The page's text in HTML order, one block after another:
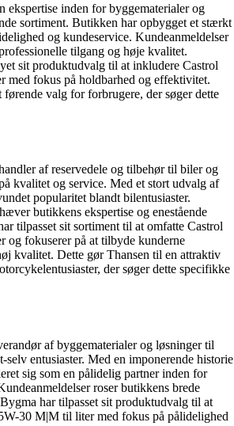
ekspertise inden for byggematerialer og
sortiment. Butikken har opbygget et stærkt
og kundeservice. Kundeanmeldelser
tilgang og høje kvalitet.
sit produktudvalg til at inkludere Castrol
med fokus på holdbarhed og effektivitet.
valg for forbrugere, der søger dette
af reservedele og tilbehør til biler og
kvalitet og service. Med et stort udvalg af
popularitet blandt bilentusiaster.
butikkens ekspertise og enestående
tilpasset sit sortiment til at omfatte Castrol
og fokuserer på at tilbyde kunderne
kvalitet. Dette gør Thansen til en attraktiv
der søger dette specifikke
af byggematerialer og løsninger til
selv entusiaster. Med en imponerende historie
sig som en pålidelig partner inden for
roser butikkens brede
har tilpasset sit produktudvalg til at
30 M|M til liter med fokus på pålidelighed